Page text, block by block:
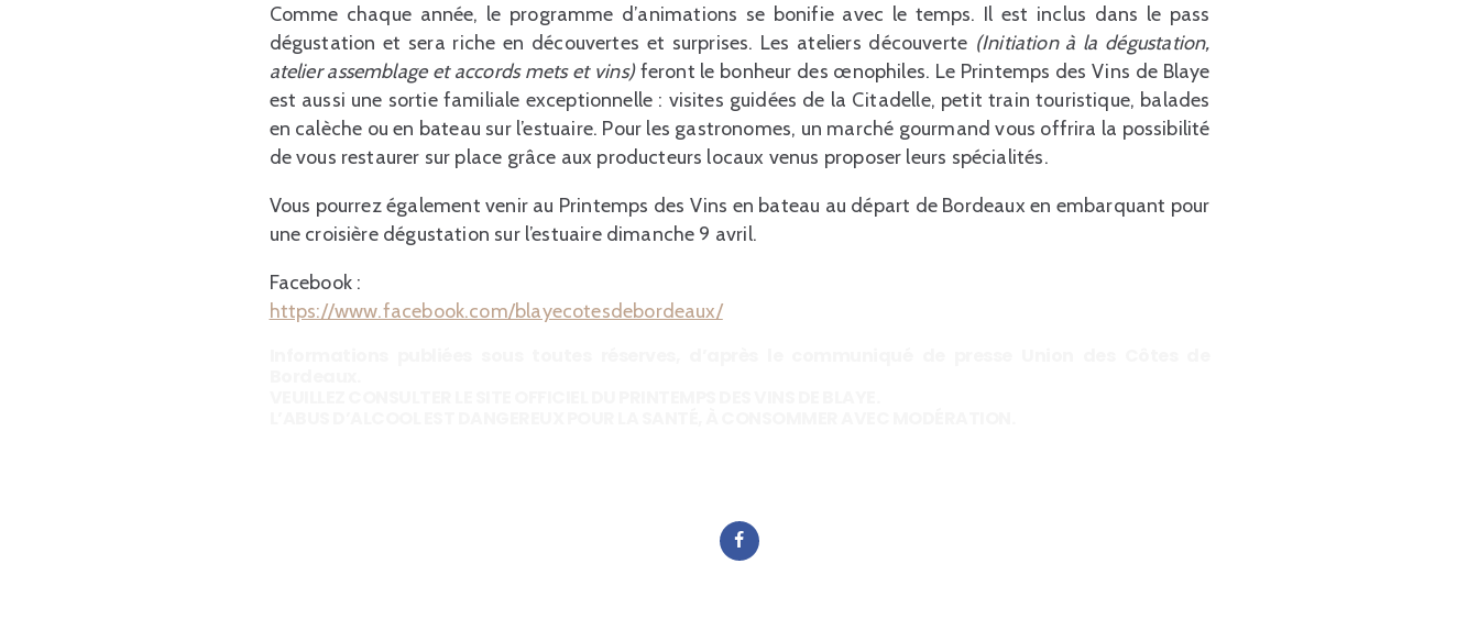
Comme chaque année, le programme d’animations se bonifie avec le temps. Il est inclus dans le pass
dégustation et sera riche en découvertes et surprises. Les ateliers découverte (Initiation à la dégustation,
atelier assemblage et accords mets et vins)feront le bonheur des œnophiles. Le Printemps des Vins de Blaye
est aussi une sortie familiale exceptionnelle : visites guidées de la Citadelle, petit train touristique, balades
en calèche ou en bateau sur l’estuaire. Pour les gastronomes, un marché gourmand vous offrira la possibilité
de vous restaurer sur place grâce aux producteurs locaux venus proposer leurs spécialités.
Vous pourrez également venir au Printemps des Vins en bateau au départ de Bordeaux en embarquant pour
une croisière dégustation sur l’estuaire dimanche 9 avril.
Facebook :
https://www.facebook.com/blayecotesdebordeaux/